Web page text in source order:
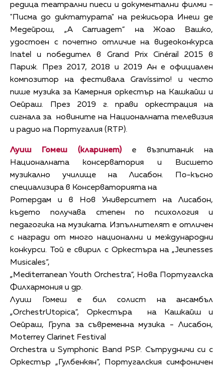
редица театрални пиеси и документални филми -
"Писма до диктатурата" на режисьора Инеш де
Медейрош, „A Carruagem“ на Жоао Вашко,
удостоен с почетно отличие на видеоконкурса
Inatel и победител в Grand Prix Cinérail 2015 в
Париж. През 2017, 2018 и 2019 Ан е официален
композитор на фестивала Gravíssimo! и често
пише музика за Камерния оркестър на Кашкайш и
Оейраш. През 2019 г. прави оркестрация на
сигнала за новините на Националната телевизия
и радио на Португалия (RTP).
Луиш Гомеш (кларинет)е възпитаник на
Националната консерватория и Висшето
музикално училище на Лисабон. По-късно
специализира в Консерваторията на
Ротердам и в Нов Университет на Лисабон,
където получава степен по психология и
педагогика на музиката. Изпълнителят е отличен
с награди от много национални и международни
конкурси. Той е свирил с Оркестъра на „Jeunesses
Musicales“,
„Mediterranean Youth Orchestra“, Нова Португалска
Филхармония и др.
Луиш Гомеш е бил солист на ансамбъл
„OrchestrUtopica“, Оркестъра на Кашкайш и
Оейраш, Група за съвременна музика - Лисабон,
Moterrey Clarinet Festival
Orchestra и Symphonic Band PSP. Сътрудничи си с
Оркестър „Гулбенкян“, Португалския симфоничен